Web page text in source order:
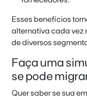
Esses benefícios
alternativa cada vez
de diversos
Faça uma
se pode
Quer saber se sua